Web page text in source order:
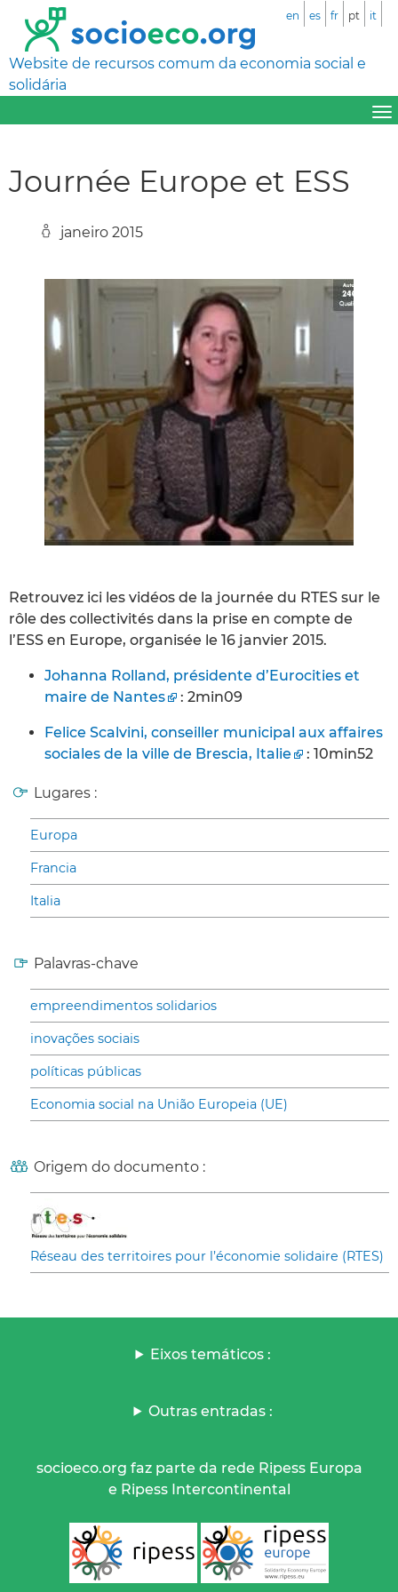
Website de recursos comum da economia social e
solidária
en es fr pt it
Journée Europe et ESS
janeiro 2015
Retrouvez ici les vidéos de la journée du RTES sur le
rôle des collectivités dans la prise en compte de
l’ESS en Europe, organisée le 16 janvier 2015.
Johanna Rolland, présidente d’Eurocities et
maire de Nantes
: 2min09
Felice Scalvini, conseiller municipal aux affaires
sociales de la ville de Brescia, Italie
: 10min52
Lugares :
Europa
Francia
Italia
Palavras-chave
empreendimentos solidarios
inovações sociais
políticas públicas
Economia social na União Europeia (UE)
Origem do documento :
Réseau des territoires pour l’économie solidaire (RTES)
Eixos temáticos :
Outras entradas :
socioeco.org faz parte da rede Ripess Europa
e Ripess Intercontinental